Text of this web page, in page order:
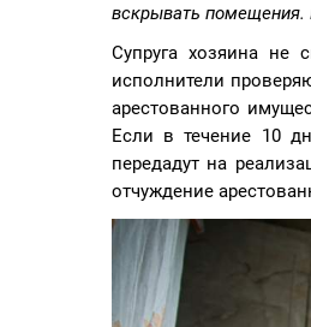
вскрывать помещения.
Супруга хозяина не
исполнители
арестованного
Если в течение 10
передадут на
отчуждение